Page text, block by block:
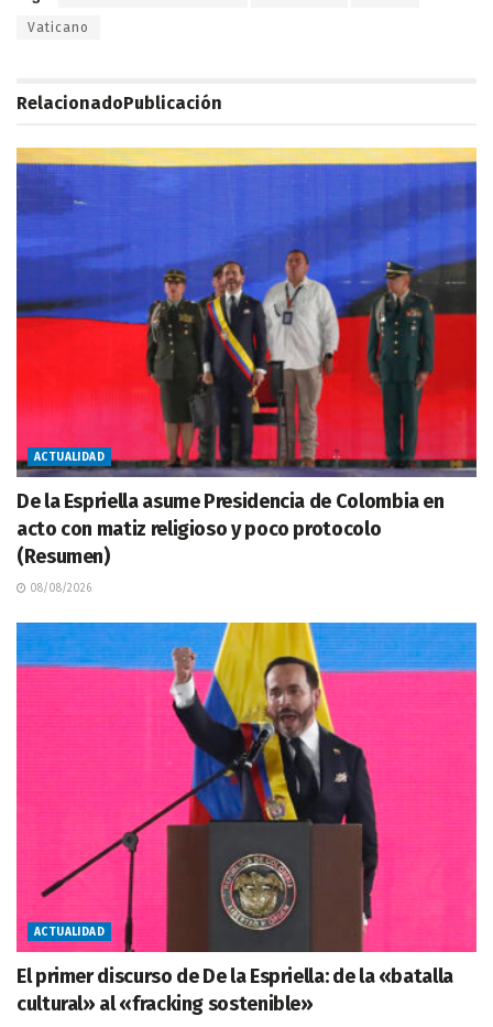
Vaticano
RelacionadoPublicación
ACTUALIDAD
De la Espriella asume Presidencia de Colombia en
acto con matiz religioso y poco protocolo
(Resumen)
08/08/2026
ACTUALIDAD
El primer discurso de De la Espriella: de la «batalla
cultural» al «fracking sostenible»